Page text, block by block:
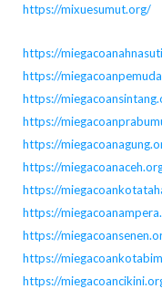
https://mixuesumut.org/
https://
https://
https://
https://
https://
https://
https://
https://
https://
https://
https://